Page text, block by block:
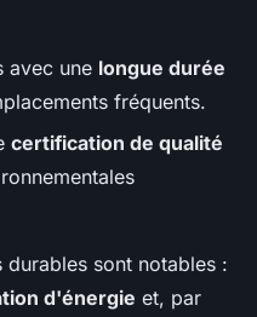
avec une longue durée
fréquents.
certification de qualité
durables sont notables :
d'énergie et, par